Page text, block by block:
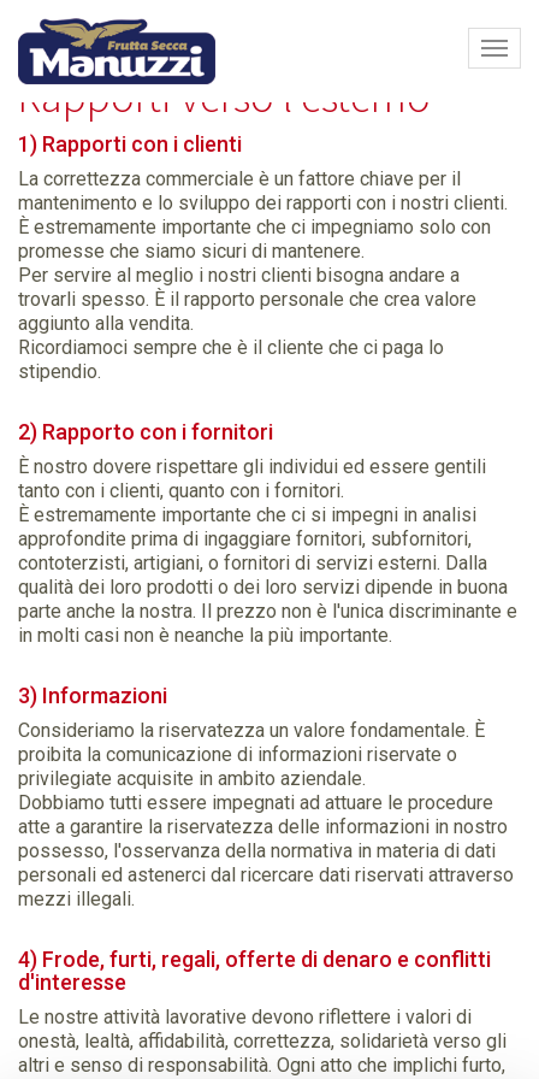
barra
Home Azienda
Rapporti verso l'esterno
1) Rapporti con i clienti
La correttezza commerciale è un fattore chiave per il
mantenimento e lo sviluppo dei rapporti con i nostri clienti.
È estremamente importante che ci impegniamo solo con
promesse che siamo sicuri di mantenere.
Per servire al meglio i nostri clienti bisogna andare a
trovarli spesso. È il rapporto personale che crea valore
aggiunto alla vendita.
Ricordiamoci sempre che è il cliente che ci paga lo
stipendio.
2) Rapporto con i fornitori
È nostro dovere rispettare gli individui ed essere gentili
tanto con i clienti, quanto con i fornitori.
È estremamente importante che ci si impegni in analisi
approfondite prima di ingaggiare fornitori, subfornitori,
contoterzisti, artigiani, o fornitori di servizi esterni. Dalla
qualità dei loro prodotti o dei loro servizi dipende in buona
parte anche la nostra. Il prezzo non è l'unica discriminante e
in molti casi non è neanche la più importante.
3) Informazioni
Consideriamo la riservatezza un valore fondamentale. È
proibita la comunicazione di informazioni riservate o
privilegiate acquisite in ambito aziendale.
Dobbiamo tutti essere impegnati ad attuare le procedure
atte a garantire la riservatezza delle informazioni in nostro
possesso, l'osservanza della normativa in materia di dati
personali ed astenerci dal ricercare dati riservati attraverso
mezzi illegali.
4) Frode, furti, regali, offerte di denaro e conflitti
d'interesse
Le nostre attività lavorative devono riflettere i valori di
onestà, lealtà, affidabilità, correttezza, solidarietà verso gli
altri e senso di responsabilità. Ogni atto che implichi furto,